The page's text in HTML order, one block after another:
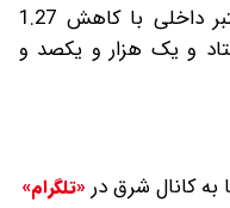
قیمت تتر امروز در صرافی‌های معتبر داخلی با کاهش 1.27
و هشتاد و یک هزار و یکصد و
به کانال شرق در «تلگرام»